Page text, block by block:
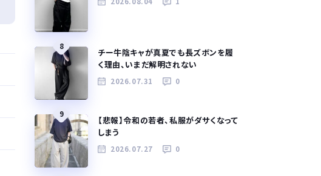
8
チー牛陰キャが真夏でも長ズボンを履
く理由、いまだ解明されない
2026.07.31 0
9
【悲報】令和の若者、私服がダサくなって
しまう
2026.07.27 0